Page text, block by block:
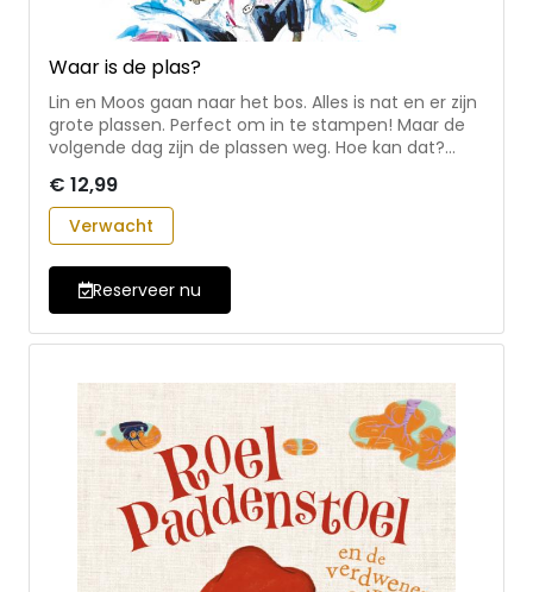
Waar is de plas?
Lin en Moos gaan naar het bos. Alles is nat en er zijn
grote plassen. Perfect om in te stampen! Maar de
volgende dag zijn de plassen weg. Hoe kan dat?
veranderen en hoe wolken ontstaan. En nog veel
meer … In dit vrolijke leesboek op AVI-M3 niveau
kom je erachter hoe een waterkringloop werkt.
Pauline Buit en Jolanda van der Marel verzorgen
regelmatig inspirerend (educatief) materiaal voor
kinderen. De illustraties van Marijn van der Wateren
kenmerken zich door heldere kleuren, veel
beweging en fijne dynamiek.
€ 12,99
Verwacht
Reserveer nu